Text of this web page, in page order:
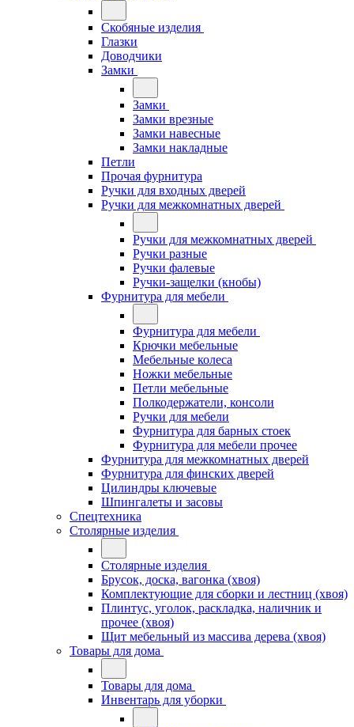
Скобяные изделия
Глазки
Доводчики
Замки
Замки
Замки врезные
Замки навесные
Замки накладные
Петли
Прочая фурнитура
Ручки для входных дверей
Ручки для межкомнатных дверей
Ручки для межкомнатных дверей
Ручки разные
Ручки фалевые
Ручки-защелки (кнобы)
Фурнитура для мебели
Фурнитура для мебели
Крючки мебельные
Мебельные колеса
Ножки мебельные
Петли мебельные
Полкодержатели, консоли
Ручки для мебели
Фурнитура для барных стоек
Фурнитура для мебели прочее
Фурнитура для межкомнатных дверей
Фурнитура для финских дверей
Цилиндры ключевые
Шпингалеты и засовы
Спецтехника
Столярные изделия
Столярные изделия
Брусок, доска, вагонка (хвоя)
Комплектующие для сборки и лестниц (хвоя)
Плинтус, уголок, раскладка, наличник и
прочее (хвоя)
Щит мебельный из массива дерева (хвоя)
Товары для дома
Товары для дома
Инвентарь для уборки